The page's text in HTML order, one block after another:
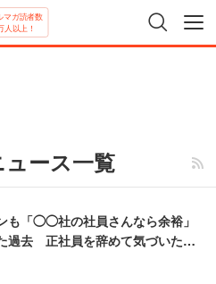
マガ読者数
人以上！
ース一覧
も「◯◯社の社員さんなら余裕」
過去 正社員を辞めて気づいた現
民的なクレカの審査も怪しい」